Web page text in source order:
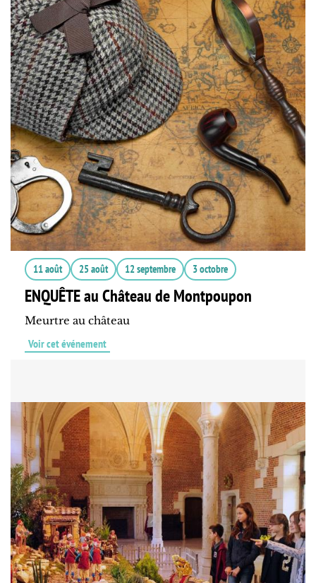
11 août 25 août 12 septembre 3 octobre
ENQUÊTE au Château de Montpoupon
Meurtre au château
Voir cet événement